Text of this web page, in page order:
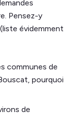
Pensez-y
évidemment
communes de
pourquoi
de